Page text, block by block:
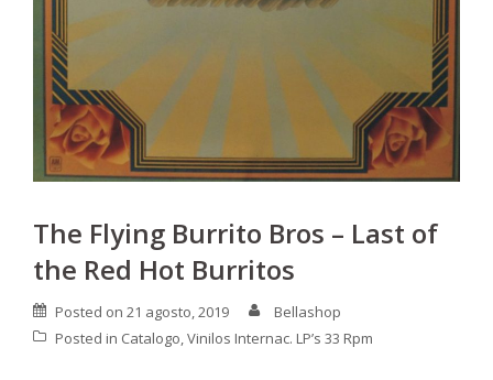
The Flying Burrito Bros – Last of
the Red Hot Burritos
Posted on 21 agosto, 2019
Bellashop
Posted in Catalogo,Vinilos Internac. LP’s 33 Rpm